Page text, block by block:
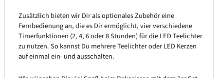
Zusätzlich bieten wir Dir als optionales Zubehör eine
Fernbedienung an, die es Dir ermöglicht, vier verschiedene
Timerfunktionen (2, 4, 6 oder 8 Stunden) für die LED Teelichter
zu nutzen. So kannst Du mehrere Teelichter oder LED Kerzen
auf einmal ein- und ausschalten.